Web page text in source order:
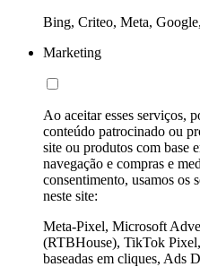
Bing, Criteo, Meta,
Marketing
Ao aceitar esses serviços,
conteúdo patrocinado ou
site ou produtos com base
navegação e compras e
consentimento, usamos os
neste site:
Meta-Pixel, Microsoft
(RTBHouse), TikTok
baseadas em cliques, Ads